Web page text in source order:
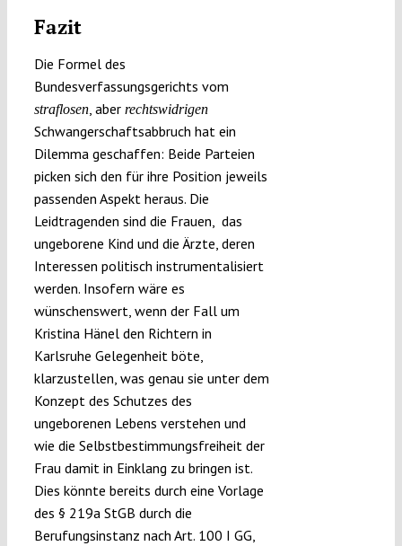
Fazit
Die Formel des
Bundesverfassungsgerichts vom
straflosen, aber rechtswidrigen
Schwangerschaftsabbruch hat ein
Dilemma geschaffen: Beide Parteien
picken sich den für ihre Position jeweils
passenden Aspekt heraus. Die
Leidtragenden sind die Frauen, das
ungeborene Kind und die Ärzte, deren
Interessen politisch instrumentalisiert
werden. Insofern wäre es
wünschenswert, wenn der Fall um
Kristina Hänel den Richtern in
Karlsruhe Gelegenheit böte,
klarzustellen, was genau sie unter dem
Konzept des Schutzes des
ungeborenen Lebens verstehen und
wie die Selbstbestimmungsfreiheit der
Frau damit in Einklang zu bringen ist.
Dies könnte bereits durch eine Vorlage
des § 219a StGB durch die
Berufungsinstanz nach Art. 100 I GG,